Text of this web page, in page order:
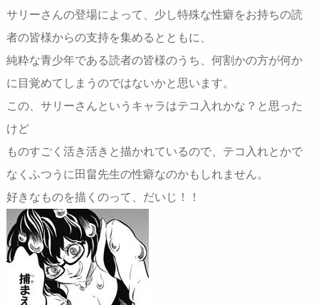
サリーさんの登場によって、少し特殊な性癖をお持ちの読
者の皆様からの支持を集めるとともに、
純粋な青少年である読者の皆様のうち、何割かの方が何か
に目覚めてしまうのではないかと思います。
この、サリーさんというキャラはテコ入れかな？と思った
けど
ものすごく活き活きと描かれているので、テコ入れとかで
なくふつうに田畠先生の性癖なのかもしれません。
好きなものを描くのって、だいじ！！